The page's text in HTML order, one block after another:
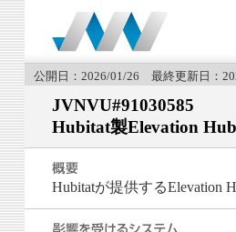
公開日：2026/01/26 最終更新日：
JVNVU#91030585
Hubitat製Elevation
Hubitatが提供するElevation